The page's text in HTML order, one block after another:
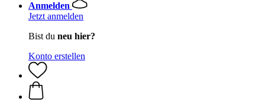
Anmelden
Jetzt anmelden
Bist du neu hier?
Konto erstellen